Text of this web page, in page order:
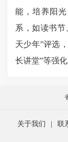
能，培养阳
系，如读书节
天少年”评选
长讲堂”等强
关于我们 联